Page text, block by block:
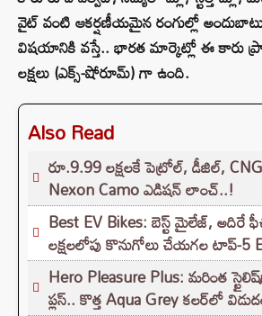
వైట్ వంటి ఆకర్షణీయమైన రంగుల్లో
విషయానికి వస్తే.. భారత మార్కెట్లో ఈ కారు
లక్షలు (ఎక్స్-షోరూమ్) గా ఉంది.
Also Read
రూ.9.99 లక్షలకే పెట్రోల్, డీజిల్, CNG
Nexon Camo ఎడిషన్ లాంచ్..!
Best EV Bikes: బెస్ట్ మైలేజ్, అదిరే
లక్షలలోపు కొనుగోలు చేయగల టాప్-5
Hero Pleasure Plus: మరింత
ప్లస్.. కొత్త Aqua Grey కలర్‌లో